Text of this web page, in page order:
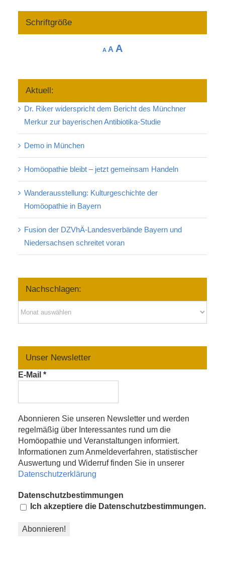
Schriftgröße
A Decrease
A Reset
AIncrease
Aktuell:
Dr. Riker widerspricht dem Bericht des Münchner
Merkur zur bayerischen Antibiotika-Studie
Demo in München
Homöopathie bleibt – jetzt gemeinsam Handeln
Wanderausstellung: Kulturgeschichte der
Homöopathie in Bayern
Fusion der DZVhÄ-Landesverbände Bayern und
Niedersachsen schreitet voran
Nachschlagen:
Unser Newsletter
E-Mail *
Abonnieren Sie unseren Newsletter und werden
regelmäßig über Interessantes rund um die
Homöopathie und Veranstaltungen informiert.
Informationen zum Anmeldeverfahren, statistischer
Auswertung und Widerruf finden Sie in unserer
Datenschutzerklärung
Datenschutzbestimmungen
Ich akzeptiere die Datenschutzbestimmungen.